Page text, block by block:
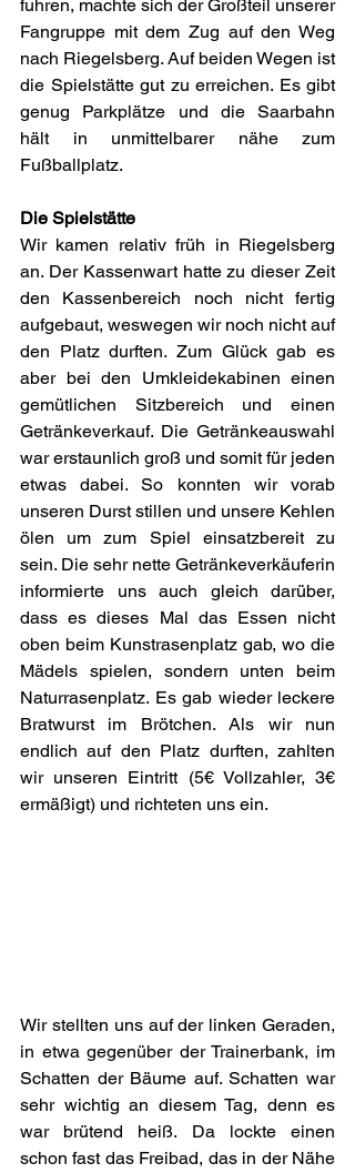
fuhren, machte sich der Großteil unserer
Fangruppe mit dem Zug auf den Weg
nach Riegelsberg. Auf beiden Wegen ist
die Spielstätte gut zu erreichen. Es gibt
genug Parkplätze und die Saarbahn
hält in unmittelbarer nähe zum
Fußballplatz.
Die Spielstätte
Wir kamen relativ früh in Riegelsberg
an. Der Kassenwart hatte zu dieser Zeit
den Kassenbereich noch nicht fertig
aufgebaut, weswegen wir noch nicht auf
den Platz durften. Zum Glück gab es
aber bei den Umkleidekabinen einen
gemütlichen Sitzbereich und einen
Getränkeverkauf. Die Getränkeauswahl
war erstaunlich groß und somit für jeden
etwas dabei. So konnten wir vorab
unseren Durst stillen und unsere Kehlen
ölen um zum Spiel einsatzbereit zu
sein. Die sehr nette Getränkeverkäuferin
informierte uns auch gleich darüber,
dass es dieses Mal das Essen nicht
oben beim Kunstrasenplatz gab, wo die
Mädels spielen, sondern unten beim
Naturrasenplatz. Es gab wieder leckere
Bratwurst im Brötchen. Als wir nun
endlich auf den Platz durften, zahlten
wir unseren Eintritt (5€ Vollzahler, 3€
ermäßigt) und richteten uns ein.
Wir stellten uns auf der linken Geraden,
in etwa gegenüber der Trainerbank, im
Schatten der Bäume auf. Schatten war
sehr wichtig an diesem Tag, denn es
war brütend heiß. Da lockte einen
schon fast das Freibad, das in der Nähe